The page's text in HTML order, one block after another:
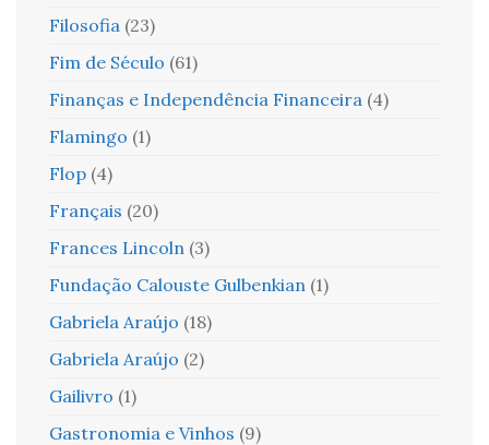
Filosofia (23)
Fim de Século (61)
Finanças e Independência Financeira (4)
Flamingo (1)
Flop (4)
Français (20)
Frances Lincoln (3)
Fundação Calouste Gulbenkian (1)
Gabriela Araújo (18)
Gabriela Araújo (2)
Gailivro (1)
Gastronomia e Vinhos (9)